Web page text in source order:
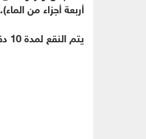
أربعة أجزاء من الماء).
يتم النقع لمدة 10 دقائق، قبل اخراجها وشطفها قبل غسلها بالماء البارد.